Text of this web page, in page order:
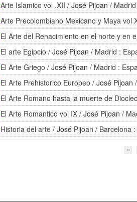
Arte Islamico vol .XII /José Pijoan /
Arte Precolombiano Mexicano y Maya vol
El Arte del Renacimiento en el norte y en
El arte Egipcio /José Pijoan / Madrid :
El Arte Griego /José Pijoan / Madrid :
El Arte Prehistorico Europeo /José Pijoan
El Arte Romano hasta la muerte de
El Arte Romantico vol IX /José Pijoan /
Historia del arte /José Pijoan / Barcelona